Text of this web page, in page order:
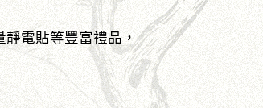
靜電貼等豐富禮品，